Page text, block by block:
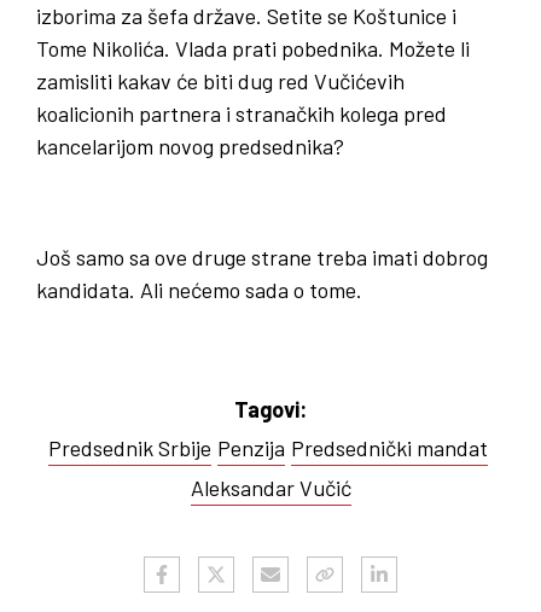
izborima za šefa države. Setite se Koštunice i
Tome Nikolića. Vlada prati pobednika. Možete li
zamisliti kakav će biti dug red Vučićevih
koalicionih partnera i stranačkih kolega pred
kancelarijom novog predsednika?
Još samo sa ove druge strane treba imati dobrog
kandidata. Ali nećemo sada o tome.
Tagovi:
Predsednik Srbije Penzija Predsednički mandat
Aleksandar Vučić